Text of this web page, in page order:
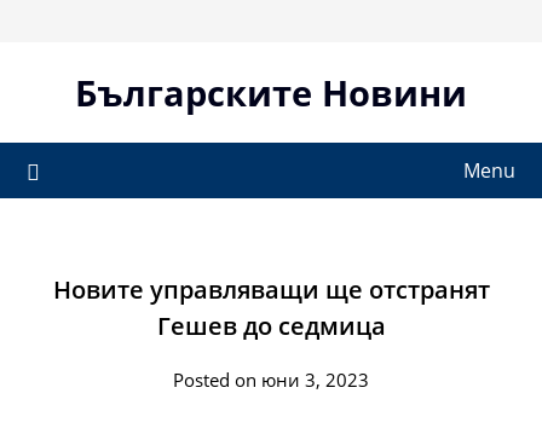
Българските Новини
Menu
Новите управляващи ще отстранят
Гешев до седмица
Posted on юни 3, 2023